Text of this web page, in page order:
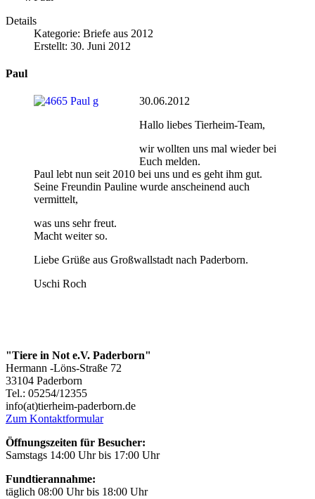
Details
Kategorie: Briefe aus 2012
Erstellt: 30. Juni 2012
Paul
30.06.2012
Hallo liebes Tierheim-Team,
wir wollten uns mal wieder bei
Euch melden.
Paul lebt nun seit 2010 bei uns und es geht ihm gut.
Seine Freundin Pauline wurde anscheinend auch
vermittelt,
was uns sehr freut.
Macht weiter so.
Liebe Grüße aus Großwallstadt nach Paderborn.
Uschi Roch
"Tiere in Not e.V. Paderborn"
Hermann -Löns-Straße 72
33104 Paderborn
Tel.: 05254/12355
info(at)tierheim-paderborn.de
Zum Kontaktformular
Öffnungszeiten für Besucher:
Samstags 14:00 Uhr bis 17:00 Uhr
Fundtierannahme:
täglich 08:00 Uhr bis 18:00 Uhr